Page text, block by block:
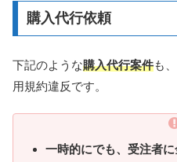
購入代行依頼
下記のような購入代行案件も
用規約違反です。
一時的にでも、受注者